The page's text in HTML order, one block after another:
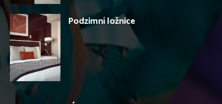
Podzimní ložnice